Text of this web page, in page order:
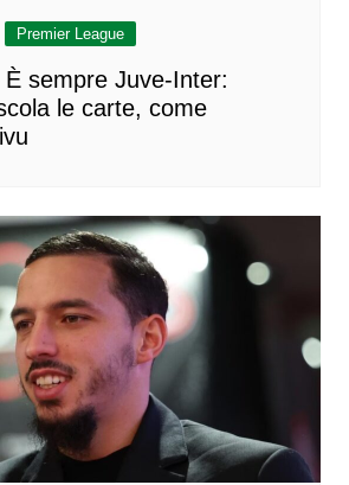
Premier League
sempre Juve-Inter:
le carte, come